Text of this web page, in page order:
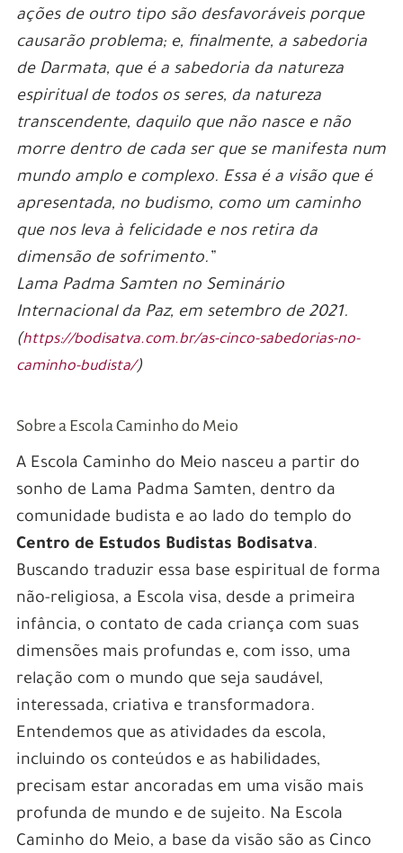
ações de outro tipo são desfavoráveis porque
causarão problema; e, finalmente, a sabedoria
de Darmata, que é a sabedoria da natureza
espiritual de todos os seres, da natureza
transcendente, daquilo que não nasce e não
morre dentro de cada ser que se manifesta num
mundo amplo e complexo. Essa é a visão que é
apresentada, no budismo, como um caminho
que nos leva à felicidade e nos retira da
dimensão de sofrimento.”
Lama Padma Samten no Seminário
Internacional da Paz, em setembro de 2021.
(https://bodisatva.com.br/as-cinco-sabedorias-no-
caminho-budista/)
Sobre a Escola Caminho do Meio
A Escola Caminho do Meio nasceu a partir do
sonho de Lama Padma Samten, dentro da
comunidade budista e ao lado do templo do
Centro de Estudos Budistas Bodisatva.
Buscando traduzir essa base espiritual de forma
não-religiosa, a Escola visa, desde a primeira
infância, o contato de cada criança com suas
dimensões mais profundas e, com isso, uma
relação com o mundo que seja saudável,
interessada, criativa e transformadora.
Entendemos que as atividades da escola,
incluindo os conteúdos e as habilidades,
precisam estar ancoradas em uma visão mais
profunda de mundo e de sujeito. Na Escola
Caminho do Meio, a base da visão são as Cinco